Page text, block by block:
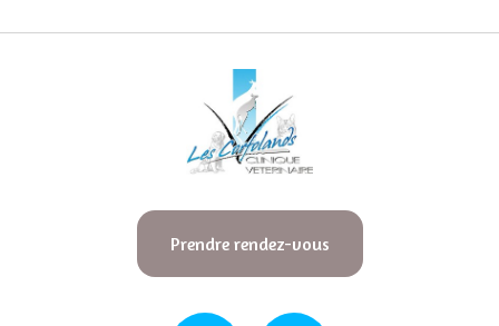
Prendre rendez-vous